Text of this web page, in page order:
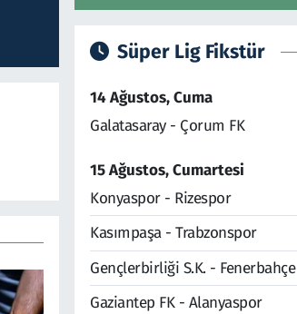
Süper Lig Fikstür
14 Ağustos, Cuma
Galatasaray - Çorum FK
15 Ağustos, Cumartesi
Konyaspor - Rizespor
Kasımpaşa - Trabzonspor
Gençlerbirliği S.K. - Fenerbahçe
Gaziantep FK - Alanyaspor